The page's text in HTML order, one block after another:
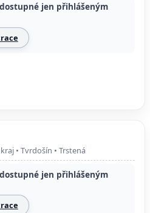
jen přihlášeným
• Tvrdošín • Trstená
jen přihlášeným